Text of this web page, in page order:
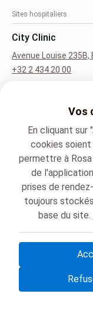
Sites hospitaliers
City Clinic
Avenue Louise 235B,
+32 2 434 20 00
Anglais (English)
Chirec Médecine
-
Vos
En cliquant sur
cookies
permettre à
de
prises de
toujours
base du site.